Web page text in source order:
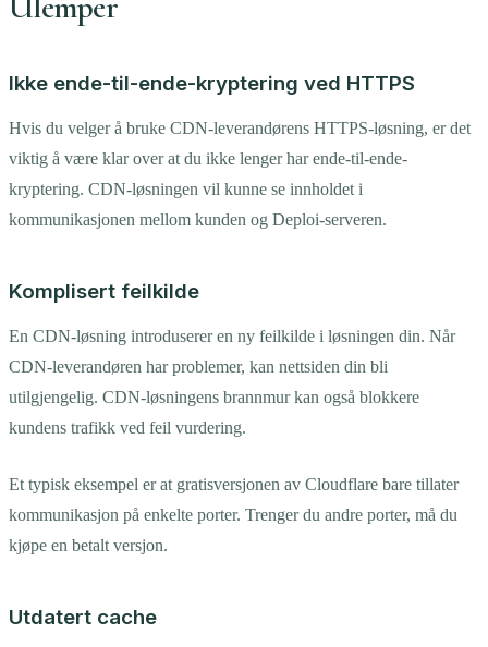
Ikke ende-til-ende-kryptering ved HTTPS
Hvis du velger å bruke CDN-leverandørens HTTPS-løsning, er det
viktig å være klar over at du ikke lenger har ende-til-ende-
kryptering. CDN-løsningen vil kunne se innholdet i
kommunikasjonen mellom kunden og Deploi-serveren.
Komplisert feilkilde
En CDN-løsning introduserer en ny feilkilde i løsningen din. Når
CDN-leverandøren har problemer, kan nettsiden din bli
utilgjengelig. CDN-løsningens brannmur kan også blokkere
kundens trafikk ved feil vurdering.
Et typisk eksempel er at gratisversjonen av Cloudflare bare tillater
kommunikasjon på enkelte porter. Trenger du andre porter, må du
kjøpe en betalt versjon.
Utdatert cache